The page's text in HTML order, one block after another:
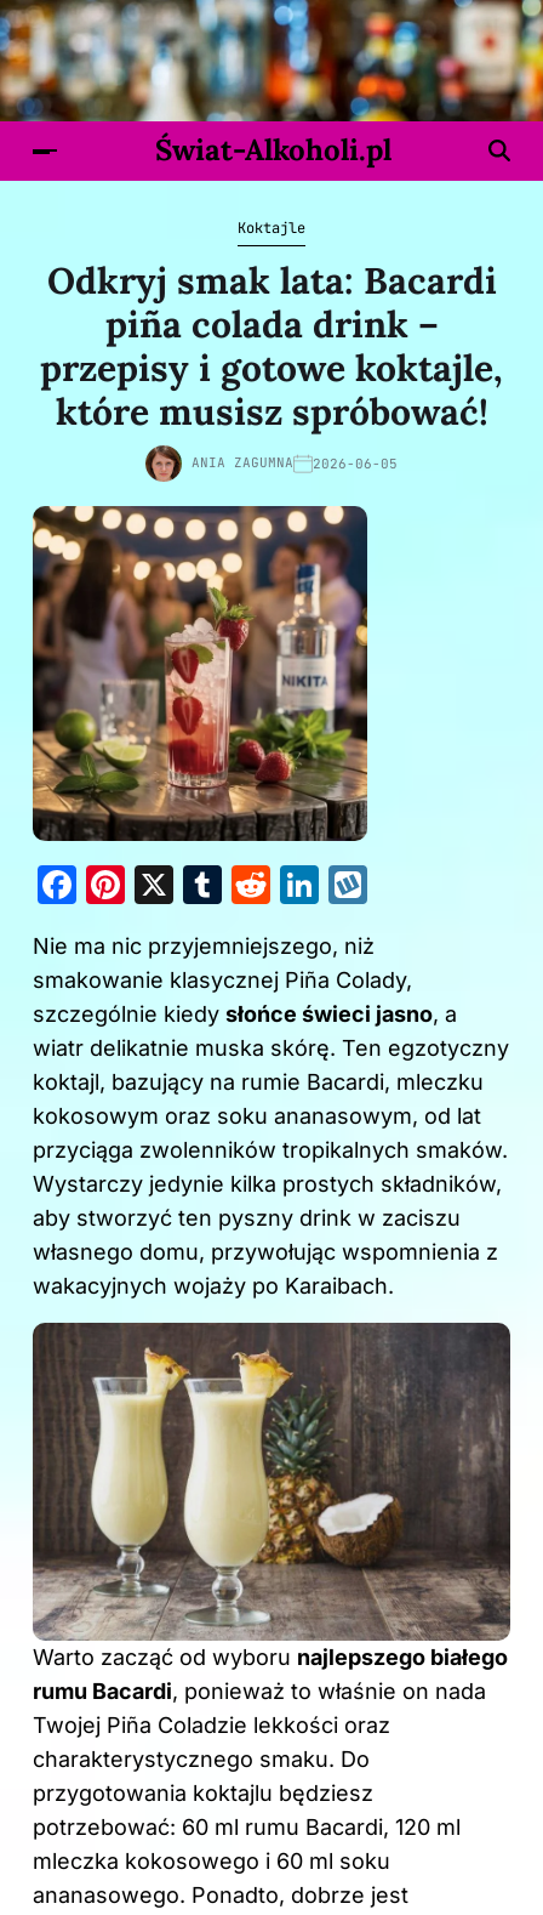
Świat-Alkoholi.pl
Koktajle
Odkryj smak lata: Bacardi
piña colada drink –
przepisy i gotowe koktajle,
które musisz spróbować!
ANIA ZAGUMNA 2026-06-05
F
c
e
b
o
o
k
Pi
er
e
st
X
T
m
bl
r
R
d
di
t
Li
k
e
dI
n
k
o
p
Nie ma nic przyjemniejszego, niż
smakowanie klasycznej Piña Colady,
szczególnie kiedy słońce świeci jasno, a
wiatr delikatnie muska skórę. Ten egzotyczny
koktajl, bazujący na rumie Bacardi, mleczku
kokosowym oraz soku ananasowym, od lat
przyciąga zwolenników tropikalnych smaków.
Wystarczy jedynie kilka prostych składników,
aby stworzyć ten pyszny drink w zaciszu
własnego domu, przywołując wspomnienia z
wakacyjnych wojaży po Karaibach.
Warto zacząć od wyboru najlepszego białego
rumu Bacardi, ponieważ to właśnie on nada
Twojej Piña Coladzie lekkości oraz
charakterystycznego smaku. Do
przygotowania koktajlu będziesz
potrzebować: 60 ml rumu Bacardi, 120 ml
mleczka kokosowego i 60 ml soku
ananasowego. Ponadto, dobrze jest